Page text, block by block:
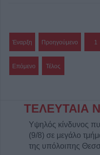
Έναρξη Προηγούμενο 1
Επόμενο Τέλος
ΤΕΛΕΥΤΑΙΑ
Υψηλός κίνδυνος
(9/8) σε μεγάλο
της υπόλοιπης